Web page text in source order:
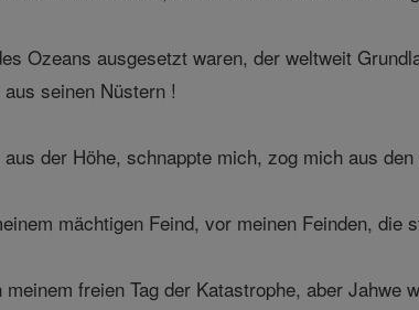
Ozeans ausgesetzt waren, der weltweit
seinen Nüstern !
der Höhe, schnappte mich, zog mich aus
mächtigen Feind, vor meinen Feinden, die
freien Tag der Katastrophe, aber Jahwe